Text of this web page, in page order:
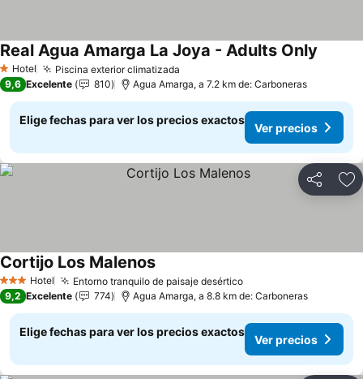
1 Estrellas
Hotel Piscina exterior climatizada
Real Agua Amarga La Joya - Adults Only
9,6 Excelente 810 Agua Amarga, a 7.2 km de: Carboneras
Elige fechas para ver los precios exactos
Ver precios
Compartir
3 Estrellas
Hotel Entorno tranquilo de paisaje desértico
Cortijo Los Malenos
9,2 Excelente 774 Agua Amarga, a 8.8 km de: Carboneras
Elige fechas para ver los precios exactos
Ver precios